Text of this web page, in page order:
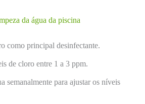
da água da piscina
como principal desinfectante.
de cloro entre 1 a 3 ppm.
semanalmente para ajustar os níveis